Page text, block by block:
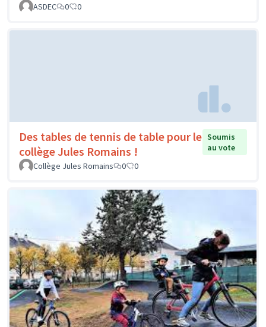
ASDEC 0 0
Des tables de tennis de table pour le
collège Jules Romains !
Soumis
au vote
Collège Jules Romains
0 0